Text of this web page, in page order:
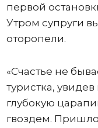
первой
Утром супруги
оторопели.
«Счастье не
туристка,
глубокую
гвоздем.